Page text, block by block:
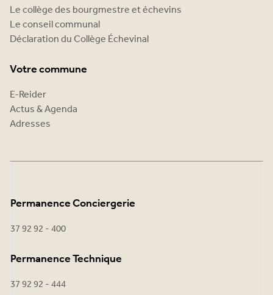
Le collège des bourgmestre et échevins
Le conseil communal
Déclaration du Collège Échevinal
Votre commune
E-Reider
Actus & Agenda
Adresses
Permanence Conciergerie
37 92 92 - 400
Permanence Technique
37 92 92 - 444